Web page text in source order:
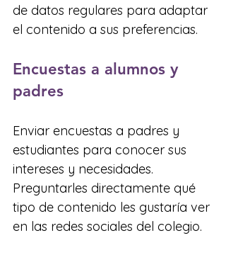
de datos regulares para adaptar
el contenido a sus preferencias.
Encuestas a alumnos y
padres
Enviar encuestas a padres y
estudiantes para conocer sus
intereses y necesidades.
Preguntarles directamente qué
tipo de contenido les gustaría ver
en las redes sociales del colegio.